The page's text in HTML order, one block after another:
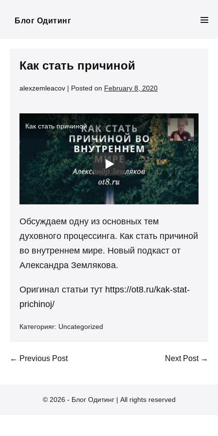
Блог Одитинг
Как стать причиной
alexzemleacov | Posted on February 8, 2020
Как стать причиной
Обсуждаем одну из основных тем
духовного процессинга. Как стать причиной
во внутреннем мире. Новый подкаст от
Александра Землякова.
Оригинал статьи тут https://ot8.ru/kak-stat-
prichinoj/
Категорияr: Uncategorized
Post
← Previous Post Next Post →
© 2026 - Блог Одитинг | All rights reserved